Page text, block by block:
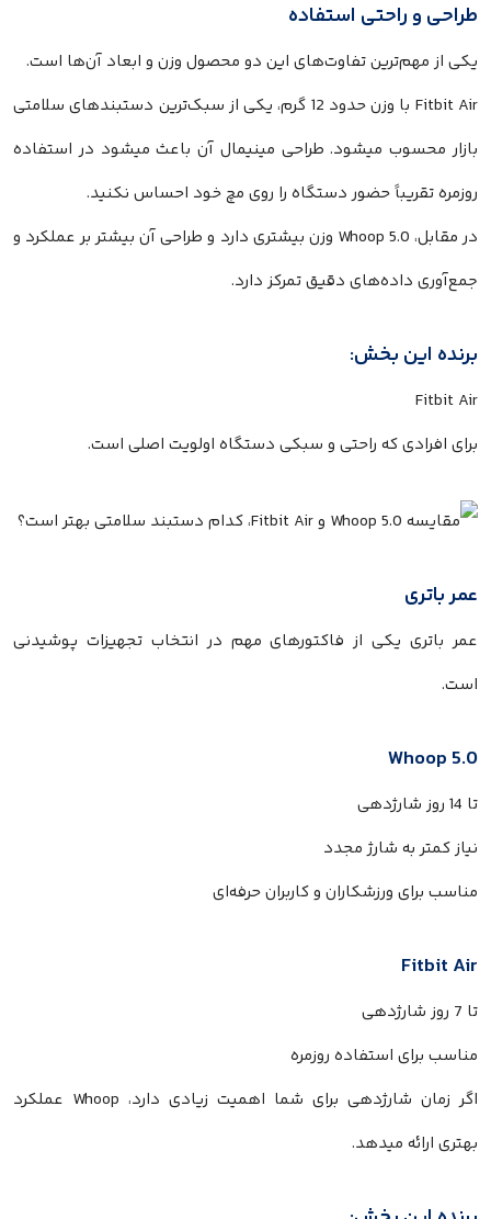
طراحی و راحتی استفاده
یکی از مهم‌ترین تفاوت‌های این دو محصول وزن و ابعاد آن‌ها است.
Fitbit Air با وزن حدود 12 گرم، یکی از سبک‌ترین دستبندهای سلامتی
بازار محسوب میشود. طراحی مینیمال آن باعث میشود در استفاده
روزمره تقریباً حضور دستگاه را روی مچ خود احساس نکنید.
در مقابل، Whoop 5.0 وزن بیشتری دارد و طراحی آن بیشتر بر عملکرد و
جمع‌آوری داده‌های دقیق تمرکز دارد.
برنده این بخش:
Fitbit Air
برای افرادی که راحتی و سبکی دستگاه اولویت اصلی است.
عمر باتری
عمر باتری یکی از فاکتورهای مهم در انتخاب تجهیزات پوشیدنی
است.
Whoop 5.0
تا 14 روز شارژدهی
نیاز کمتر به شارژ مجدد
مناسب برای ورزشکاران و کاربران حرفه‌ای
Fitbit Air
تا 7 روز شارژدهی
مناسب برای استفاده روزمره
اگر زمان شارژدهی برای شما اهمیت زیادی دارد، Whoop عملکرد
بهتری ارائه میدهد.